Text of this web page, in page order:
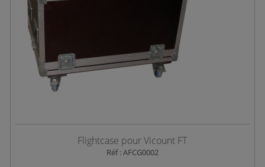
Flightcase pour Vicount FT
Réf : AFCG0002